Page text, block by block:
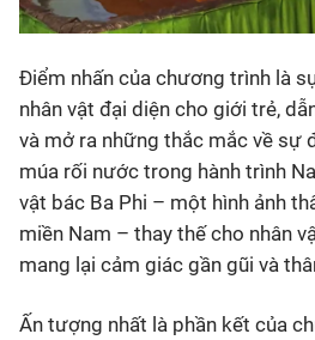
Điểm nhấn của chương trình là
nhân vật đại diện cho giới trẻ,
và mở ra những thắc mắc về sự
múa rối nước trong hành trình
vật bác Ba Phi – một hình ảnh
miền Nam – thay thế cho nhân
mang lại cảm giác gần gũi và
Ấn tượng nhất là phần kết của